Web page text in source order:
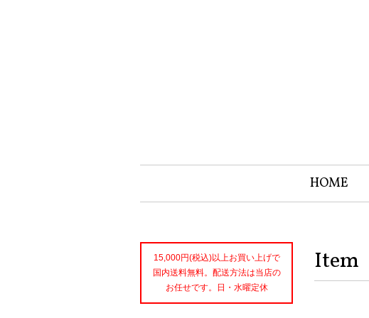
HOME
Item
15,000円(税込)以上お買い上げで
国内送料無料。配送方法は当店の
お任せです。日・水曜定休